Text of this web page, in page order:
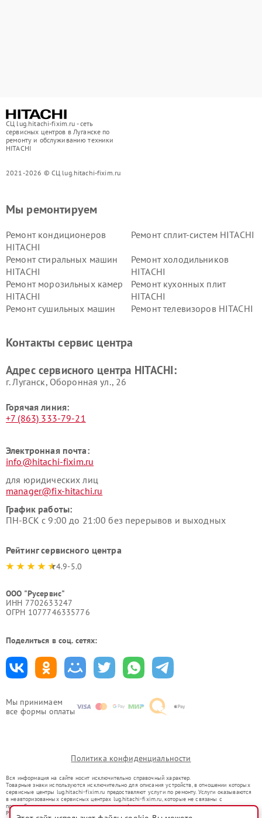
СЦ lug.hitachi-fixim.ru - сеть
сервисных центров в Луганске по
ремонту и обслуживанию техники
HITACHI
2021-2026 © СЦ lug.hitachi-fixim.ru
Мы принимаем
все формы оплаты
Мы ремонтируем
Ремонт кондиционеров
HITACHI
Ремонт сплит-систем HITACHI
Ремонт стиральных машин
HITACHI
Ремонт холодильников
HITACHI
Ремонт морозильных камер
HITACHI
Ремонт кухонных плит
HITACHI
Ремонт сушильных машин
Ремонт телевизоров HITACHI
данных HITACHI
HITACHI
HITACHI
HITACHI
Контакты сервис центра
Адрес сервисного центра HITACHI:
г. Луганск, Оборонная ул., 26
Горячая линия:
+7 (863) 333-79-21
Электронная почта:
info@hitachi-fixim.ru
для юридических лиц
manager@fix-hitachi.ru
График работы:
ПН-ВСК с 9:00 до 21:00 без перерывов и выходных
Рейтинг сервисного центра
4.9-5.0
ООО "Русервис"
ИНН 7702633247
ОГРН 1077746335776
Поделиться в соц. сетях:
Политика конфиденциальности
Вся информация на сайте носит исключительно справочный характер.
Товарные знаки используются исключительно для описания устройств, в отношении которых
сервисные центры lug.hitachi-fixim.ru предоставляют услуги по ремонту. Услуги оказываются
в неавторизованных сервисных центрах lug.hitachi-fixim.ru, которые не связаны с
правообладателями товарных знаков или их официальными представителями.
Ремонт осуществляется для устройств, уже введенных в гражданский оборот в соответствии